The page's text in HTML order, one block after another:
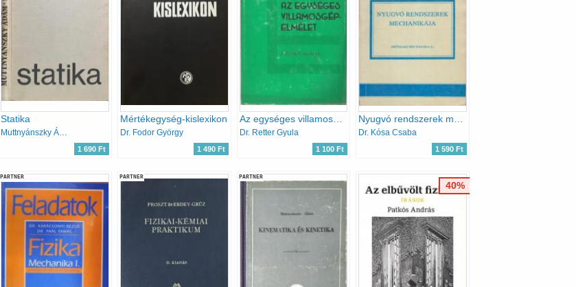
Statika
Muttnyánszky Ádám
1 690 Ft
Mértékegység-kislexikon
Dr. Fodor György
1 490 Ft
Az egységes villamosgépelmélet
Dr. Retter Gyula
1 100 Ft
Nyugvó rendszerek mechanikája-Műszaki mechanika I. - BMF-BGK-BL-212 jegyzet
Dr. Kósa Csaba
1 590 Ft
PARTNER PARTNER PARTNER
40%